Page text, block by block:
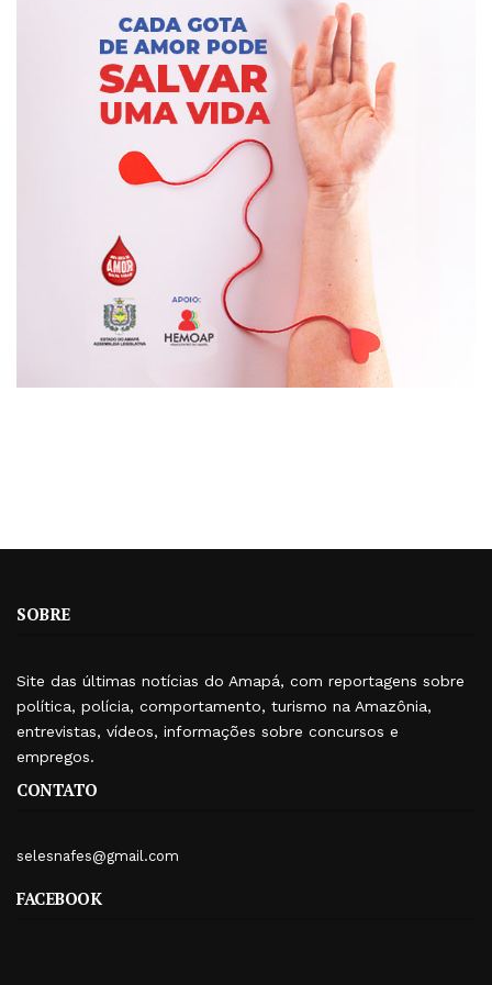
SOBRE
Site das últimas notícias do Amapá, com reportagens sobre
política, polícia, comportamento, turismo na Amazônia,
entrevistas, vídeos, informações sobre concursos e
empregos.
CONTATO
selesnafes@gmail.com
FACEBOOK